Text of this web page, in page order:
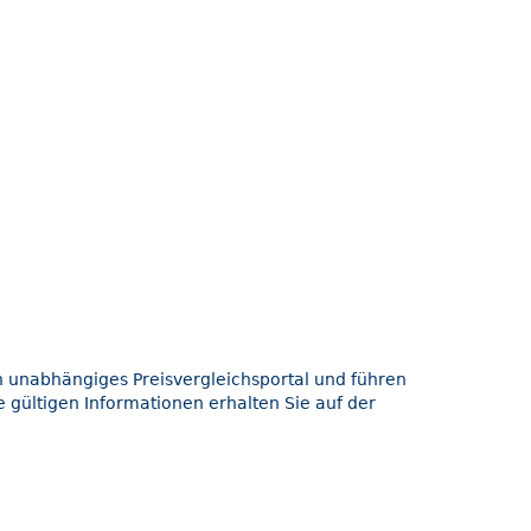
Preisvergleichsportal und führen
gültigen Informationen erhalten Sie auf der